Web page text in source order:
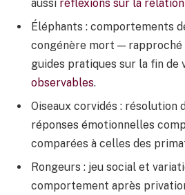
aussi réflexions sur la
Éléphants : comportements
congénère mort — rapproché
guides pratiques sur la fin de
observables.
Oiseaux corvidés : résolution
réponses émotionnelles
comparées à celles des
Rongeurs : jeu social et
comportement après